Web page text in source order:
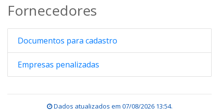
Fornecedores
Documentos para cadastro
Empresas penalizadas
Dados atualizados em 07/08/2026 13:54.